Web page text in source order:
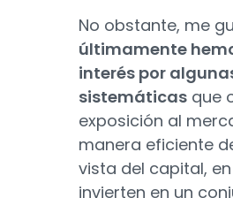
No obstante, me
últimamente
interés por
sistemáticas que
exposición al
manera eficiente
vista del capital,
invierten en un